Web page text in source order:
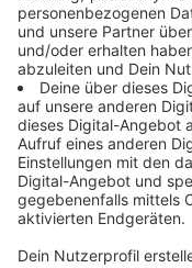
im Monat. In
Metzgereien
Mini-Löhnen, so die
2023
kräftige Erhöhung
der hohen Inflation
mindestens 13
brauche es eine
3.000 Euro ohne
Instrument, das die